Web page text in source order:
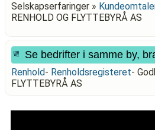
Selskapserfaringer »
RENHOLD OG FLYTTEBYRÅ AS
Se bedrifter i samme by,
Renhold- Renholdsregisteret-
FLYTTEBYRÅ AS